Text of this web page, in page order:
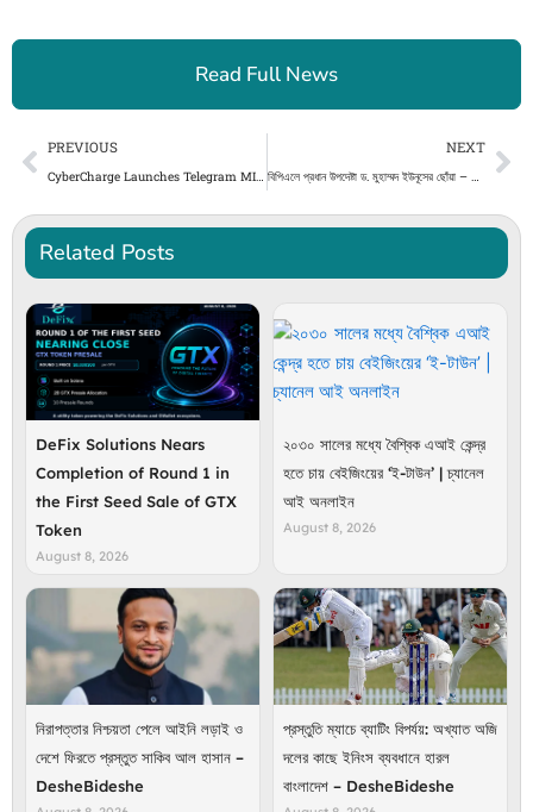
Read Full News
Prev
PREVIOUS
CyberCharge Launches Telegram MINI APP: Expanding Decentralized Energy and Consumer Networks
NEXT
বিপিএলে প্রধান উপদেষ্টা ড. মুহাম্মদ ইউনূসের ছোঁয়া – DesheBideshe
Related Posts
DeFix Solutions Nears
Completion of Round 1 in
the First Seed Sale of GTX
Token
August 8, 2026
২০৩০ সালের মধ্যে বৈশ্বিক এআই কেন্দ্র
হতে চায় বেইজিংয়ের ‘ই-টাউন’ | চ্যানেল
আই অনলাইন
August 8, 2026
নিরাপত্তার নিশ্চয়তা পেলে আইনি লড়াই ও
দেশে ফিরতে প্রস্তুত সাকিব আল হাসান –
DesheBideshe
প্রস্তুতি ম্যাচে ব্যাটিং বিপর্যয়: অখ্যাত অজি
দলের কাছে ইনিংস ব্যবধানে হারল
বাংলাদেশ – DesheBideshe